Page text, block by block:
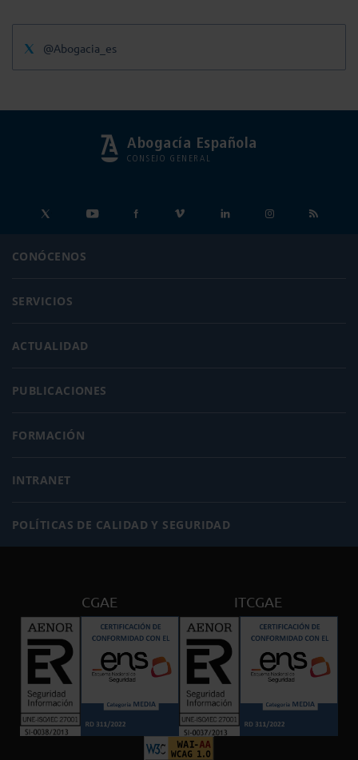
@Abogacia_es
Abogacía Española
CONSEJO GENERAL
CONÓCENOS
SERVICIOS
ACTUALIDAD
PUBLICACIONES
FORMACIÓN
INTRANET
POLÍTICAS DE CALIDAD Y SEGURIDAD
CGAE ITCGAE